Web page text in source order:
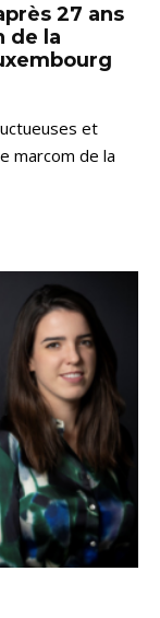
27 ans
de la
et
marcom de la